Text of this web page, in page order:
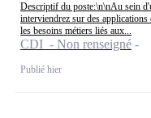
Descriptif du poste:\n\nAu sein
interviendrez sur des
les besoins métiers liés aux...
CDI - Non renseigné
Publié hier